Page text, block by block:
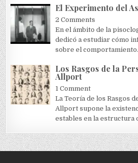
El Experimento del
2 Comments
En el ámbito de la
dedicó a estudiar cómo
sobre el
Los Rasgos de la
Allport
1 Comment
La Teoría de los Rasgos
Allport supone la
estables en la estructura